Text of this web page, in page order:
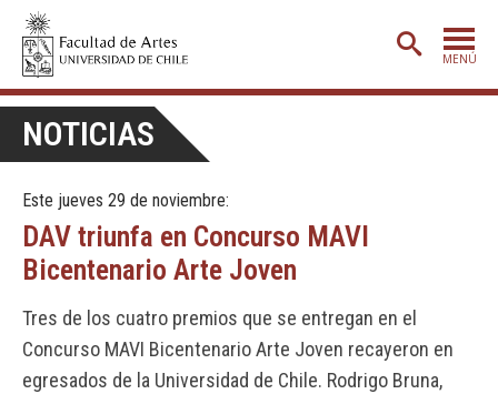
MENÚ
ADMISIÓN
ETAPA BÁSICA
CARRERAS
EXTENSIÓN
CREACIÓNE INVESTIGACIÓN
NOTICIAS
Este jueves 29 de noviembre:
DAV triunfa en Concurso MAVI
Bicentenario Arte Joven
Tres de los cuatro premios que se entregan en el
Concurso MAVI Bicentenario Arte Joven recayeron en
egresados de la Universidad de Chile. Rodrigo Bruna,